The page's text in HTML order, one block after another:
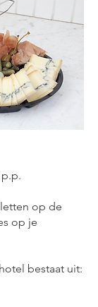
p.p.
op de
op je
bestaat uit: